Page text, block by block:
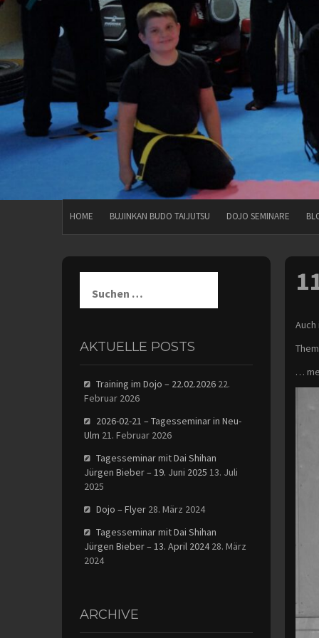
HOME BUJINKAN BUDO TAIJUTSU DOJO SEMINARE
…
nach:
AKTUELLE POSTS
Training im Dojo – 22.02.2026 22.
Februar 2026
2026-02-21 – Tagesseminar in Neu-
Ulm 21. Februar 2026
Tagesseminar mit Dai Shihan
Jürgen Bieber – 19. Juni 2025 13. Juli
2025
Dojo – Flyer 28. März 2024
Tagesseminar mit Dai Shihan
Jürgen Bieber – 13. April 2024 28. März
2024
ARCHIVE